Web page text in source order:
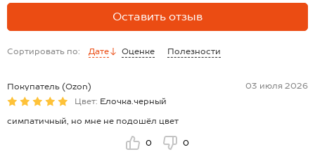
Оставить отзыв
Сортировать по: Дате Оценке Полезности
Покупатель (Ozon)
03 июля 2026
Цвет: Елочка.черный
симпатичный, но мне не подошёл цвет
0 0